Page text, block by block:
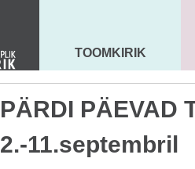
MAARJA KIRIK
TOOMKIRIK
PÄRDI PÄEVAD
2.-11.septembril